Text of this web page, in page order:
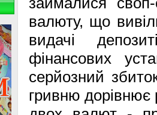
валюту, що
видачі
фінансових
серйозний
гривню дорівнює